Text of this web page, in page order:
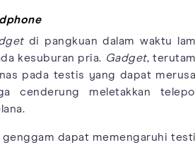
di pangkuan dalam waktu
kesuburan pria. Gadget,
pada testis yang dapat
cenderung meletakkan
genggam dapat memengaruhi